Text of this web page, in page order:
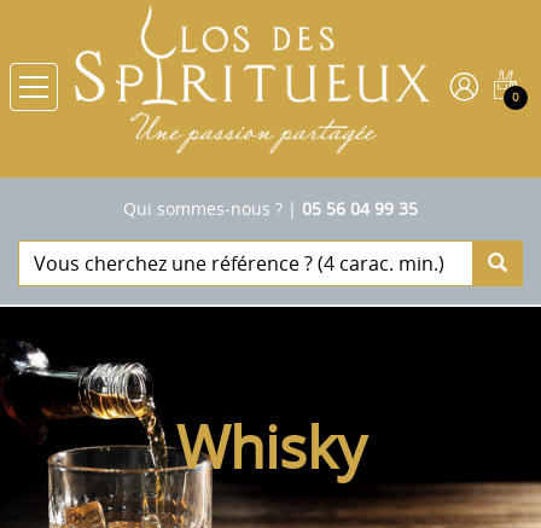
0
Qui sommes-nous ? | 05 56 04 99 35
Whisky